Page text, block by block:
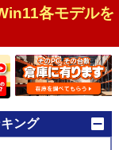
各モデルを
ング